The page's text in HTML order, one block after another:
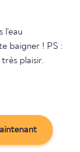
l'eau
baigner ! PS :
plaisir.